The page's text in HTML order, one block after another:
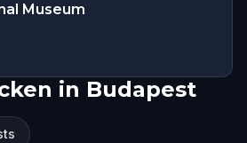
Museum
in Budapest